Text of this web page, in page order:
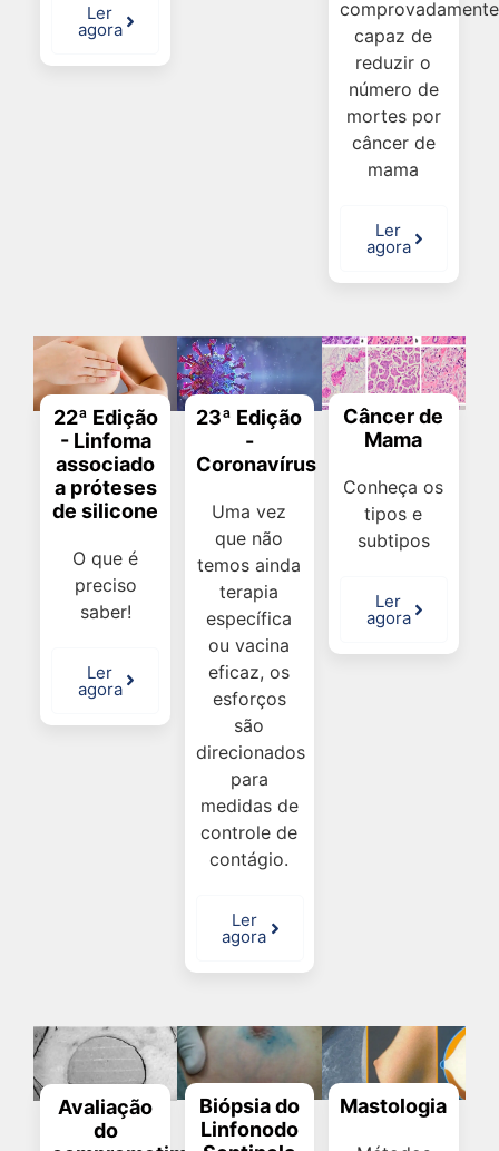
Ler
agora
comprovadamente
capaz de
reduzir o
número de
mortes por
câncer de
mama
Ler
agora
22ª Edição
- Linfoma
associado
a próteses
de silicone
O que é
preciso
saber!
Ler
agora
23ª Edição
-
Coronavírus
Uma vez
que não
temos ainda
terapia
específica
ou vacina
eficaz, os
esforços
são
direcionados
para
medidas de
controle de
contágio.
Ler
agora
Câncer de
Mama
Conheça os
tipos e
subtipos
Ler
agora
Avaliação
do
Biópsia do
Linfonodo
Mastologia